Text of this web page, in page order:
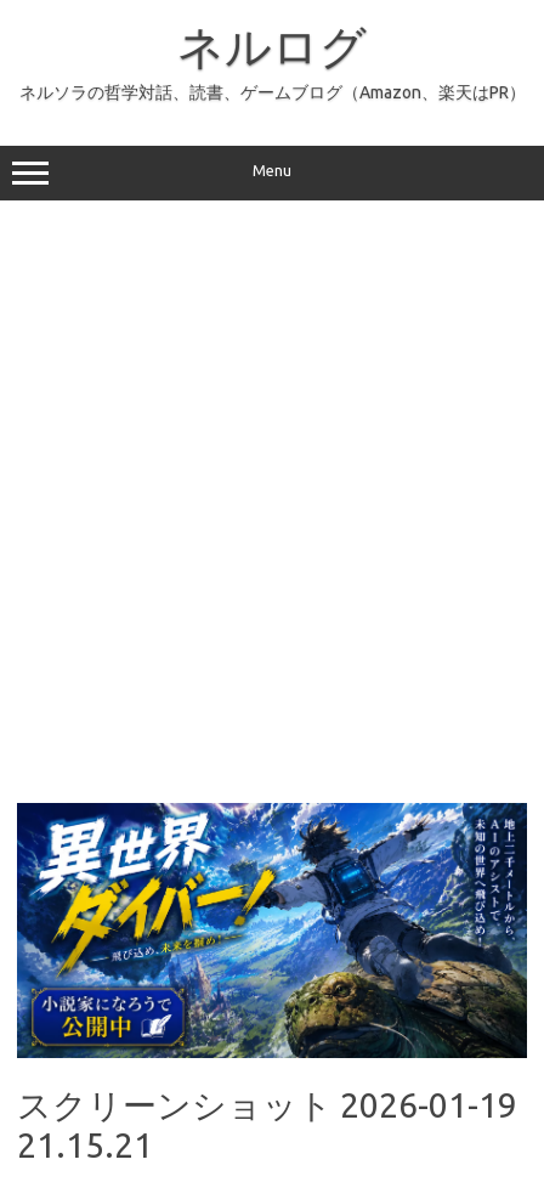
ッ
プ
ネルログ
ネルソラの哲学対話、読書、ゲームブログ（Amazon、楽天はPR）
Menu
スクリーンショット 2026-01-19
21.15.21